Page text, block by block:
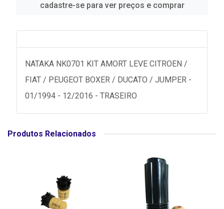
cadastre-se para ver preços e comprar
NATAKA NK0701 KIT AMORT LEVE CITROEN /
FIAT / PEUGEOT BOXER / DUCATO / JUMPER -
01/1994 - 12/2016 - TRASEIRO
Produtos Relacionados